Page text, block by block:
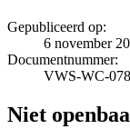
Gepubliceerd op:
6 november
Documentnummer:
VWS-WC-
Niet